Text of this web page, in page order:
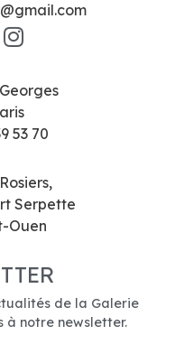
53 70
Serpette
Ouen
de la Galerie
à notre newsletter.